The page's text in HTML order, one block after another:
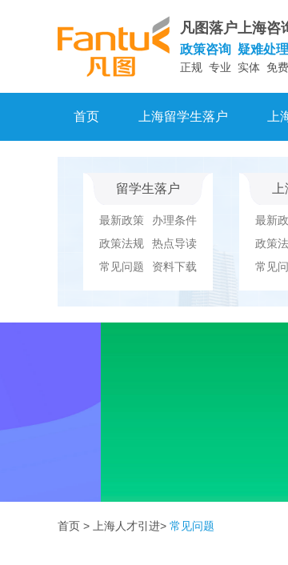
凡图落户上海咨
政策咨询 疑难处理
正规 专业 实体 免费
首页 上海留学生落户 上
留学生落户
最新政策
办理条件
政策法规
热点导读
常见问题
资料下载
最新
政策
常见
首页 > 上海人才引进> 常见问题